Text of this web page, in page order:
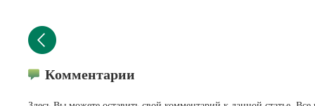
Комментарии